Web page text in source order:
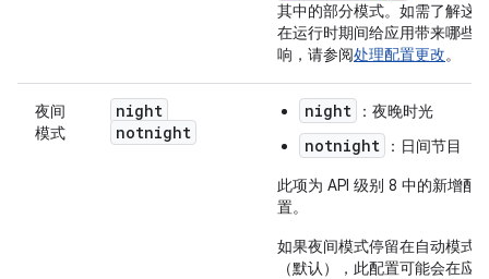
其中的部分模式。如需了解这
在运行时期间给应用带来哪些
响，请参阅处理配置更改。
夜间
模式
night
notnight
night ：夜晚时光
notnight
：日间节目
此项为 API 级别 8 中的新增配
置。
如果夜间模式停留在自动模式
（默认），此配置可能会在应